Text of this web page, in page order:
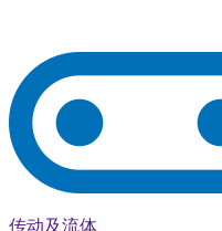
传动及流体